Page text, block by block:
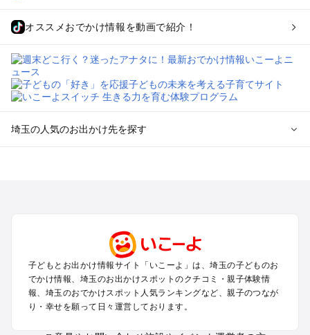
オススメおでかけ情報を動画で紹介！
埼玉の人気のお出かけ先を探す
秩父・長瀞のプールお出かけ
川口・戸田・和光・朝霞のプールお出かけ
飯能・坂戸・東松山・日高のプールお出かけ
久喜・行田・加須・羽生のプールお出かけ
熊谷・太田・足利・古河のプールお出かけ
子どもとお出かけ情報サイト「いこーよ」は、埼玉の子どものお
でかけ情報、埼玉のお出かけスポットのクチコミ・親子体験情
報、埼玉のおでかけスポット人気ランキングなど、親子のつなが
り・幸せを願って日々運営しております。